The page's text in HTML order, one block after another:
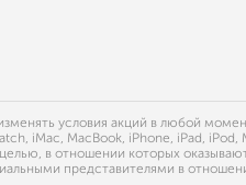
условия акций в любой
iMac, MacBook, iPhone, iPad,
в отношении которых
представителями в